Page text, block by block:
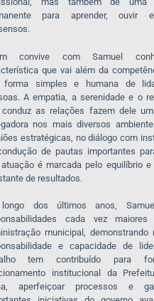
para aprender, ouvir
convive com Samuel
que vai além da
forma simples e humana de
A empatia, a serenidade e o
as relações fazem dele
nos mais diversos
estratégicas, no diálogo com
de pautas importantes
é marcada pelo equilíbrio
de resultados.
dos últimos anos,
cada vez
municipal, demonstrando
e capacidade de
tem contribuído para
institucional da
aperfeiçoar processos e